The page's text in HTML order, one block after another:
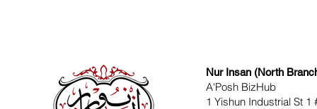
Nur Insan (North
A'Posh BizHub
1 Yishun Industrial St 1